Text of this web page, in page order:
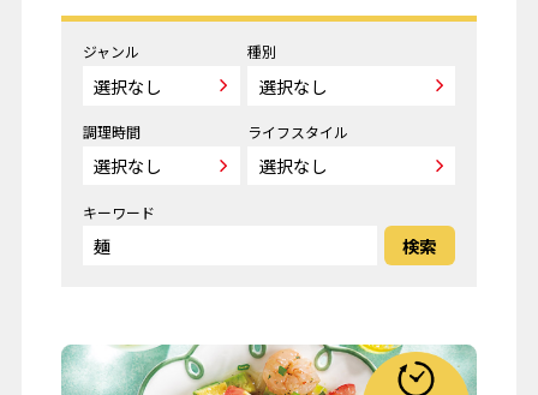
ジャンル 種別
調理時間 ライフスタイル
キーワード